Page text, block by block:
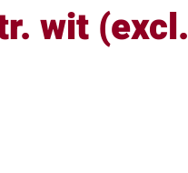
wit (excl.